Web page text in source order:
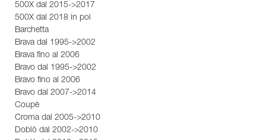
500X dal 2015->2017
500X dal 2018 in poi
Barchetta
Brava dal 1995->2002
Brava fino al 2006
Bravo dal 1995->2002
Bravo fino al 2006
Bravo dal 2007->2014
Coupè
Croma dal 2005->2010
Doblò dal 2002->2010